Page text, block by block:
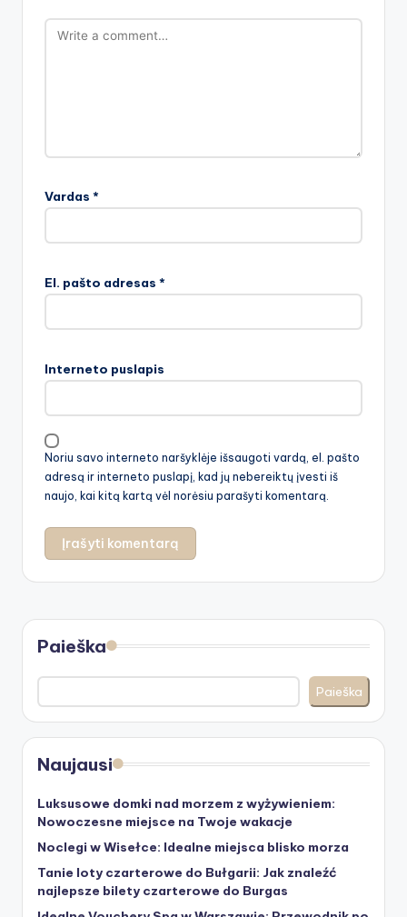
Vardas *
El. pašto adresas *
Interneto puslapis
Noriu savo interneto naršyklėje išsaugoti vardą, el. pašto
adresą ir interneto puslapį, kad jų nebereiktų įvesti iš
naujo, kai kitą kartą vėl norėsiu parašyti komentarą.
Paieška
Paieška
Naujausi
Luksusowe domki nad morzem z wyżywieniem:
Nowoczesne miejsce na Twoje wakacje
Noclegi w Wisełce: Idealne miejsca blisko morza
Tanie loty czarterowe do Bułgarii: Jak znaleźć
najlepsze bilety czarterowe do Burgas